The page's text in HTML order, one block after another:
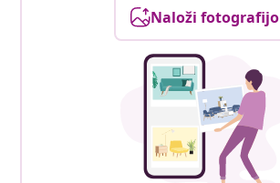
Naloži fotografijo